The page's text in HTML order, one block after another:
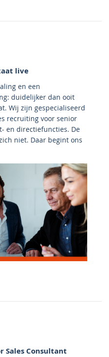
live
en een
duidelijker dan ooit
Wij zijn gespecialiseerd
recruiting voor senior
en directiefuncties. De
niet. Daar begint ons
Sales Consultant